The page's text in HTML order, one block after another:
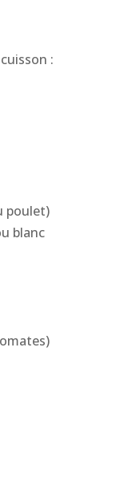
:
poulet)
blanc